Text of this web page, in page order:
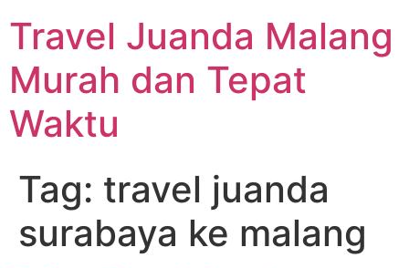
Travel Juanda Malang
Murah dan Tepat
Waktu
Tag: travel juanda
surabaya ke malang